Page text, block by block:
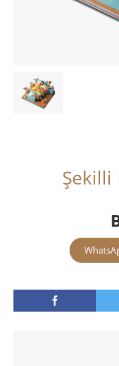
Şekilli